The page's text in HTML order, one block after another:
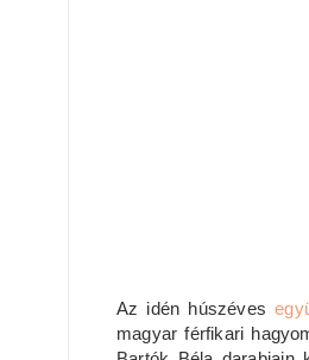
Az idén húszéves
magyar férfikari